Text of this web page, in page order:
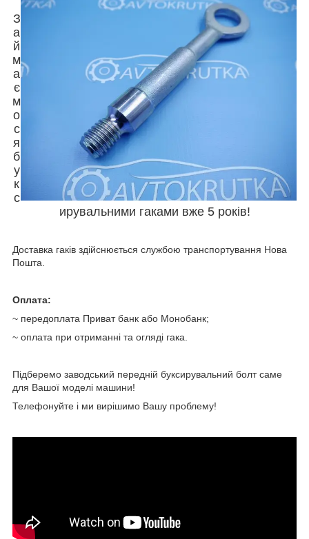
З
а
й
м
а
є
м
о
с
я
б
у
к
с
ирувальними гаками вже 5 років!
Доставка гаків здійснюється службою транспортування Нова
Пошта.
Оплата:
~ передоплата Приват банк або Монобанк;
~ оплата при отриманні та огляді гака.
Підберемо заводський передній буксирувальний болт саме
для Вашої моделі машини!
Телефонуйте і ми вирішимо Вашу проблему!